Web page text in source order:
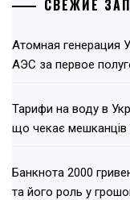
СВЕЖИЕ
Атомная генерация
АЭС за первое
Тарифи на воду в
що чекає мешканців
Банкнота 2000
та його роль у